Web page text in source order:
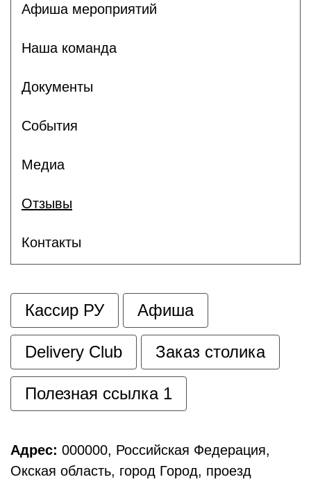
Афиша мероприятий
Наша команда
Документы
События
Медиа
Отзывы
Контакты
Кассир РУ Афиша
Delivery Club Заказ столика
Полезная ссылка 1
Адрес: 000000, Российская Федерация,
Окская область, город Город, проезд